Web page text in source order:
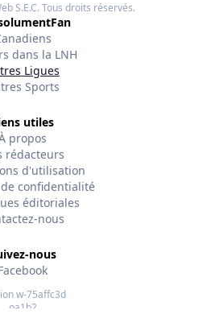
S.E.C.Tous droits réservés.
dans la LNH
Ligues
Sports
utiles
propos
rédacteurs
d'utilisation
confidentialité
éditoriales
nous
nous
w-75affc3d
oa1b2